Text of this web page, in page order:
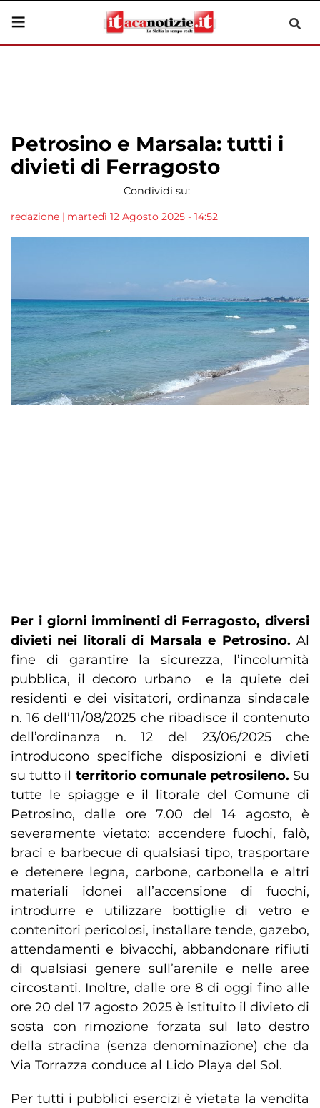
Petrosino e Marsala: tutti i
divieti di Ferragosto
Condividi su:
redazione | martedì 12 Agosto 2025 - 14:52
Per i giorni imminenti di Ferragosto, diversi
divieti nei litorali di Marsala e Petrosino. Al
fine di garantire la sicurezza, l’incolumità
pubblica, il decoro urbano e la quiete dei
residenti e dei visitatori, ordinanza sindacale
n. 16 dell’11/08/2025 che ribadisce il contenuto
dell’ordinanza n. 12 del 23/06/2025 che
introducono specifiche disposizioni e divieti
su tutto il territorio comunale petrosileno. Su
tutte le spiagge e il litorale del Comune di
Petrosino, dalle ore 7.00 del 14 agosto, è
severamente vietato: accendere fuochi, falò,
braci e barbecue di qualsiasi tipo, trasportare
e detenere legna, carbone, carbonella e altri
materiali idonei all’accensione di fuochi,
introdurre e utilizzare bottiglie di vetro e
contenitori pericolosi, installare tende, gazebo,
attendamenti e bivacchi, abbandonare rifiuti
di qualsiasi genere sull’arenile e nelle aree
circostanti. Inoltre, dalle ore 8 di oggi fino alle
ore 20 del 17 agosto 2025 è istituito il divieto di
sosta con rimozione forzata sul lato destro
della stradina (senza denominazione) che da
Via Torrazza conduce al Lido Playa del Sol.
Per tutti i pubblici esercizi è vietata la vendita